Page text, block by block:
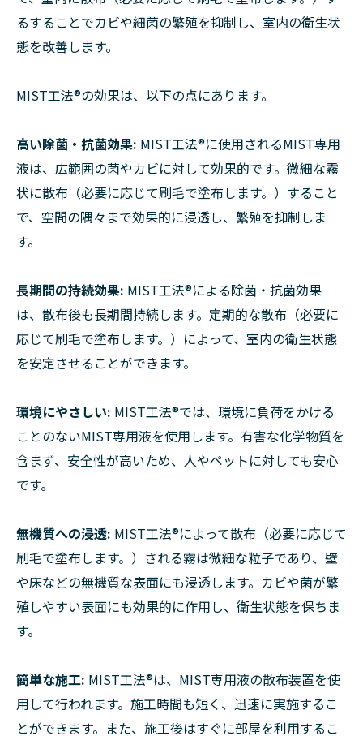
るすることでカビや細菌の繁殖を抑制し、室内の衛生状
態を改善します。
MIST工法®︎の効果は、以下の点にあります。
高い除菌・抗菌効果: MIST工法®︎に使用されるMIST専用
液は、広範囲の菌やカビに対して効果的です。微細な霧
状に散布（必要に応じて刷毛で塗布します。）すること
で、空間の隅々まで効果的に浸透し、繁殖を抑制しま
す。
長期間の持続効果: MIST工法®︎による除菌・抗菌効果
は、散布後も長期間持続します。定期的な散布（必要に
応じて刷毛で塗布します。）によって、室内の衛生状態
を安定させることができます。
環境にやさしい: MIST工法®︎では、環境に負荷をかける
ことのないMIST専用液を使用します。有害な化学物質を
含まず、安全性が高いため、人やペットに対しても安心
です。
無機質への浸透: MIST工法®︎によって散布（必要に応じて
刷毛で塗布します。）される霧は微細な粒子であり、壁
や床などの無機質な表面にも浸透します。カビや菌が繁
殖しやすい表面にも効果的に作用し、衛生状態を保ちま
す。
簡単な施工: MIST工法®︎は、MIST専用液の散布装置を使
用して行われます。施工時間も短く、迅速に実施するこ
とができます。また、施工後はすぐに部屋を利用するこ